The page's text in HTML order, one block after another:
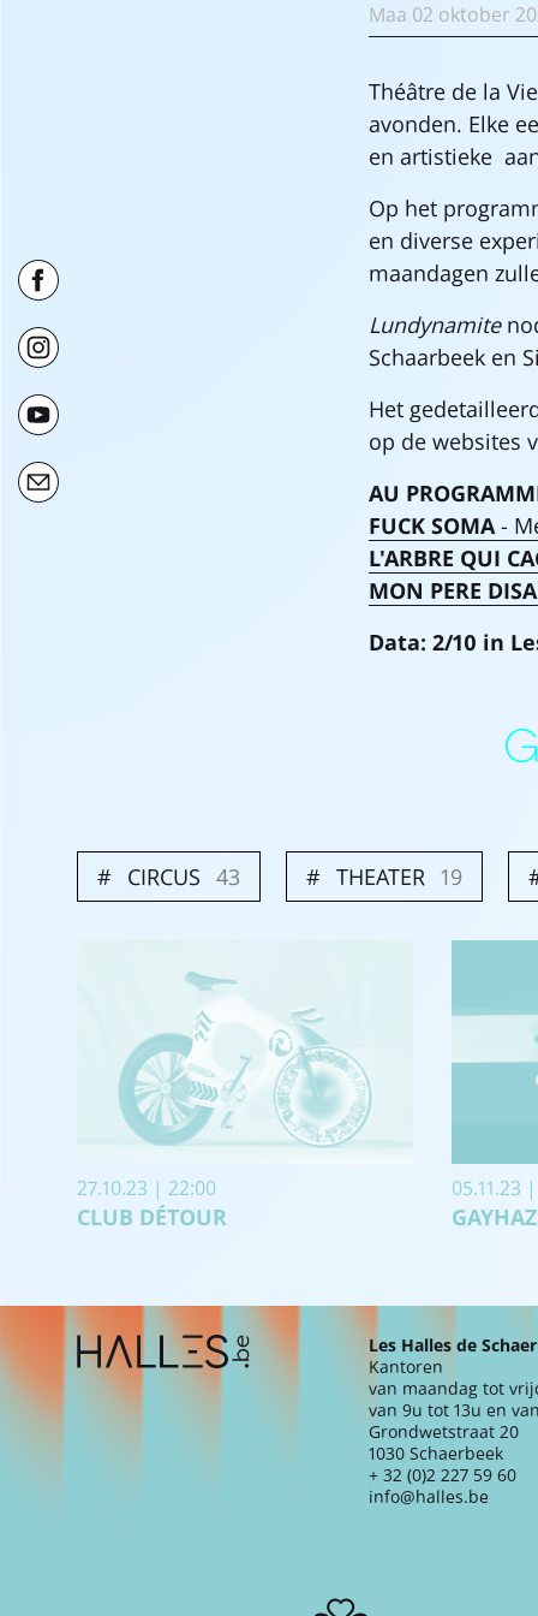
Maa 02 oktober
Théâtre de la
avonden. Elke
en artistieke
Op het
en diverse
maandagen
Lundynamite
Schaarbeek en
Het
op de websites
AU
FUCK SOMA -
L'ARBRE QUI
MON PERE
Data: 2/10 in
CIRCUS 43 THEATER 19
27.10.23 | 22:00
CLUB DÉTOUR
05.11.23
Extra navigation
Les Halles de
Kantoren
van maandag tot
van 9u tot 13u en
Grondwetstraat 20
1030 Schaerbeek
+ 32 (0)2 227 59 60
info@halles.be